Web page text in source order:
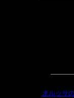
オルッサ